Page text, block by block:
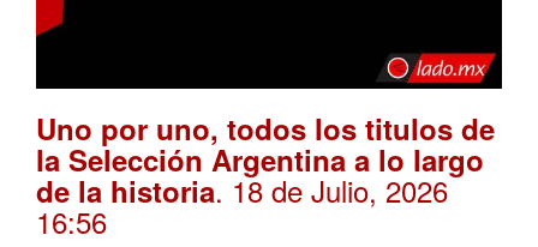
Uno por uno, todos los titulos de
la Selección Argentina a lo largo
de la historia. 18 de Julio, 2026
16:56